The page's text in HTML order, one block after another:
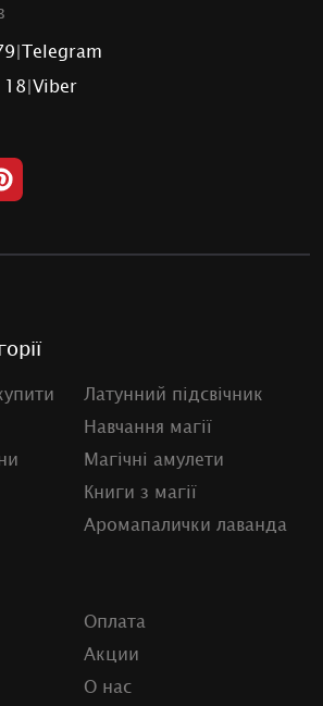
|Telegram
|Viber
Латунний підсвічник
Навчання магії
Магічні амулети
Книги з магії
Аромапалички лаванда
Оплата
Акции
О нас